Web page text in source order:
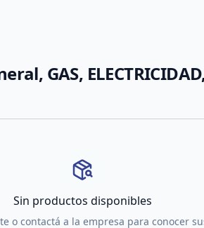
GAS,
Sin productos disponibles
o contactá a la empresa para conocer